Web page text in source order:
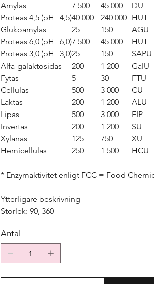
Amylas
7 500 45 000
DU
Proteas 4,5 (pH=4,5)40 000 240 000 HUT
Glukoamylas
25 150
AGU
Proteas 6,0 (pH=6,0)7 500 45 000
HUT
Proteas 3,0 (pH=3,0)25 150
SAPU
Alfa-galaktosidas
200 1 200
GalU
Fytas
5 30
FTU
Cellulas
500 3 000
CU
Laktas
200 1 200
ALU
Lipas
500 3 000
FIP
Invertas
200 1 200
SU
Xylanas
125 750
XU
Hemicellulas
250 1 500 HCU
* Enzymaktivitet enligt FCC = Food
Ytterligare beskrivning
Storlek: 90, 360
Antal